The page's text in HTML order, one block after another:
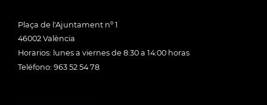
Plaça de l'Ajuntament nº 1
46002 València
Horarios: lunes a viernes de 8:30 a 14:00 horas
Teléfono: 963 52 54 78